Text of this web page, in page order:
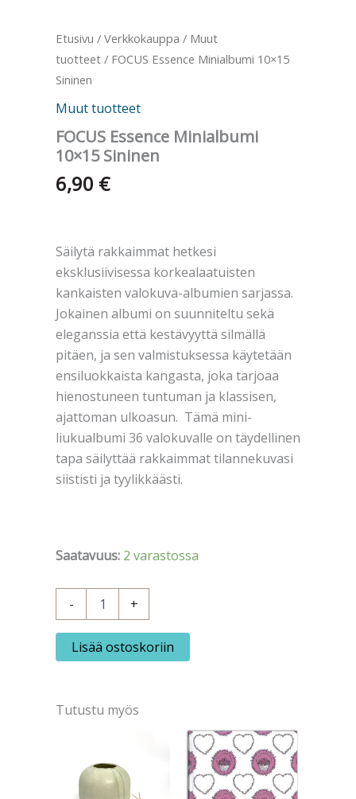
Etusivu / Verkkokauppa / Muut
tuotteet / FOCUS Essence Minialbumi 10×15
Sininen
Muut tuotteet
FOCUS Essence Minialbumi
10×15 Sininen
6,90 €
Säilytä rakkaimmat hetkesi
eksklusiivisessa korkealaatuisten
kankaisten valokuva-albumien sarjassa.
Jokainen albumi on suunniteltu sekä
eleganssia että kestävyyttä silmällä
pitäen, ja sen valmistuksessa käytetään
ensiluokkaista kangasta, joka tarjoaa
hienostuneen tuntuman ja klassisen,
ajattoman ulkoasun. Tämä mini-
liukualbumi 36 valokuvalle on täydellinen
tapa säilyttää rakkaimmat tilannekuvasi
siististi ja tyylikkäästi.
Saatavuus: 2 varastossa
-
Essence
10x15
Sininen
+
Lisää ostoskoriin
Tutustu myös